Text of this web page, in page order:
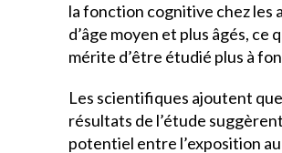
la fonction cognitive chez les
d’âge moyen et plus âgés, ce
mérite d’être étudié plus à
Les scientifiques ajoutent
résultats de l’étude
potentiel entre l’exposition